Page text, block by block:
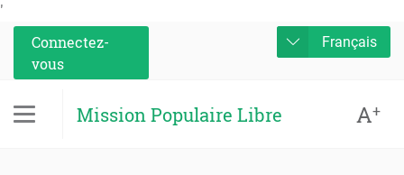
'
Connectez-
vous
Français
Mission Populaire Libre A+